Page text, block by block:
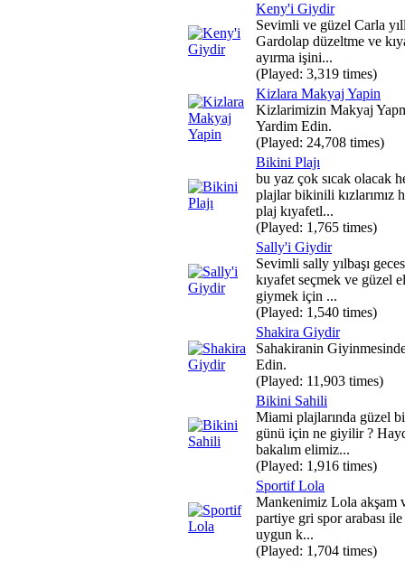
Keny'i Giydir
Sevimli ve güzel Carla
Gardolap düzeltme ve
ayırma işini...
(Played: 3,319 times)
Kizlara Makyaj Yapin
Kizlarimizin Makyaj
Yardim Edin.
(Played: 24,708 times)
Bikini Plajı
bu yaz çok sıcak olacak
plajlar bikinili kızlarımız
plaj kıyafetl...
(Played: 1,765 times)
Sally'i Giydir
Sevimli sally yılbaşı
kıyafet seçmek ve güzel
giymek için ...
(Played: 1,540 times)
Shakira Giydir
Sahakiranin
Edin.
(Played: 11,903 times)
Bikini Sahili
Miami plajlarında güzel
günü için ne giyilir ?
bakalım elimiz...
(Played: 1,916 times)
Sportif Lola
Mankenimiz Lola akşam
partiye gri spor arabası
uygun k...
(Played: 1,704 times)